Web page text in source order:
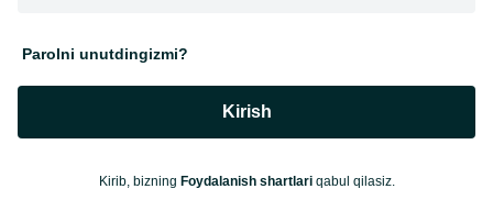
Parolni unutdingizmi?
Kirish
Kirib, bizning Foydalanish shartlariqabul qilasiz.